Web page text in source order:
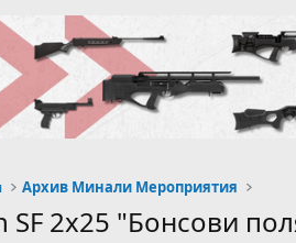
Архив Минали Мероприятия
SF 2x25 "Бонсови